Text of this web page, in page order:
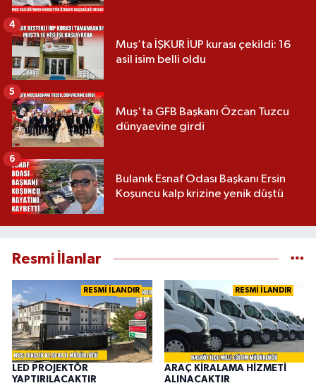
Muş’ta İŞKUR İUP kurası çekildi: 16
asil isim belli oldu
4
Muş'ta GFB Başkanı Özcan Tuzcu
dünyaevine girdi
5
Bulanık Esnaf Odası Başkanı Ersin
Koşuncu kalp krizine yenik düştü
6
Resmi İlanlar
RESMİ İLANDIR
LED PROJEKTÖR
YAPTIRILACAKTIR
RESMİ İLANDIR
ARAÇ KİRALAMA HİZMETİ
ALINACAKTIR